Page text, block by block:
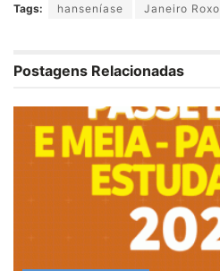
Tags: hanseníase Janeiro Roxo
Postagens Relacionadas